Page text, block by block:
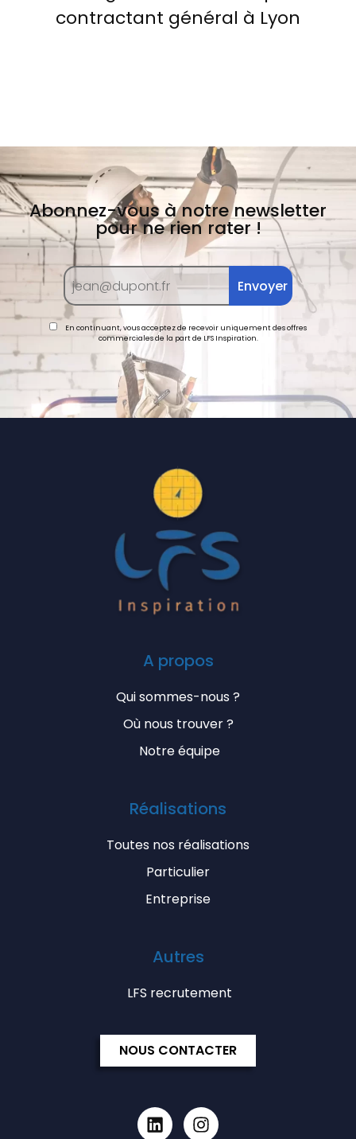
contractant général à Lyon
Abonnez-vous à notre newsletter
pour ne rien rater !
En continuant, vous acceptez de recevoir uniquement des offres
commerciales de la part de LFS Inspiration.
A propos
Qui sommes-nous ?
Où nous trouver ?
Notre équipe
Réalisations
Toutes nos réalisations
Particulier
Entreprise
Autres
LFS recrutement
NOUS CONTACTER